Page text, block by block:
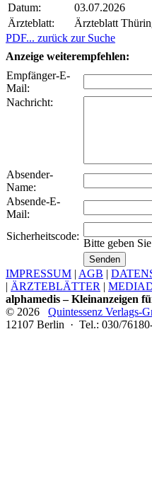
Datum:
03.07.2026
Ärzteblatt:
Ärzteblatt
PDF... zurück zur Suche
Anzeige weiterempfehlen:
Empfänger-E-
Mail:
Nachricht:
Absender-
Name:
Absende-E-
Mail:
Sicherheitscode:
Bitte geben
IMPRESSUM | AGB |
| ÄRZTEBLÄTTER |
alphamedis – Kleinanzeigen
© 2026 Quintessenz Verlags-
12107 Berlin · Tel.: 030/